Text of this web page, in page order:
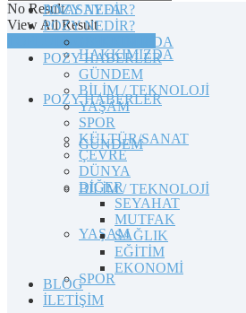
No Result
View All Result
TOPLULUĞA KATILIN
POZY NEDİR?
HAKKIMIZDA
POZY HABERLER
GÜNDEM
BİLİM / TEKNOLOJİ
YAŞAM
SPOR
ANASAYFA
POZY NEDİR?
HAKKIMIZDA
POZY HABERLER
GÜNDEM
BİLİM / TEKNOLOJİ
YAŞAM
SPOR
KÜLTÜR/SANAT
ÇEVRE
DÜNYA
DİĞER
SEYAHAT
MUTFAK
SAĞLIK
EĞİTİM
EKONOMİ
BLOG
İLETİŞİM